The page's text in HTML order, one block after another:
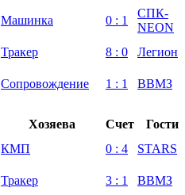
Машинка 0 : 1
СПК-
NEON
Тракер 8 : 0
Легион
Сопровождение 1 : 1
ВВМЗ
Хозяева Счет
Гости
КМП 0 : 4
STARS
Тракер 3 : 1
ВВМЗ